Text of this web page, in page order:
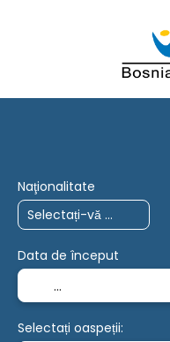
Naţionalitate
Data de început
Selectați oaspeții: